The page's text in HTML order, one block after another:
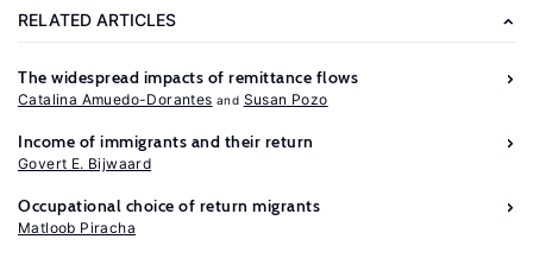
RELATED ARTICLES
The widespread impacts of remittance flows
Catalina Amuedo-Dorantes Susan Pozo
Income of immigrants and their return
Govert E. Bijwaard
Occupational choice of return migrants
Matloob Piracha